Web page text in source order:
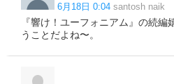
6月18日 0:04 santosh naik
『響け！ユーフォニアム』の続
うことだよね〜。